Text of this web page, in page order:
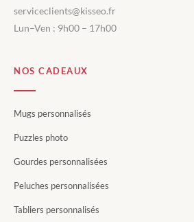
serviceclients@kisseo.fr
Lun–Ven : 9h00 – 17h00
NOS CADEAUX
Mugs personnalisés
Puzzles photo
Gourdes personnalisées
Peluches personnalisées
Tabliers personnalisés